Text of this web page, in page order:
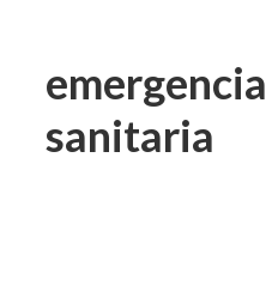
emergencia
sanitaria